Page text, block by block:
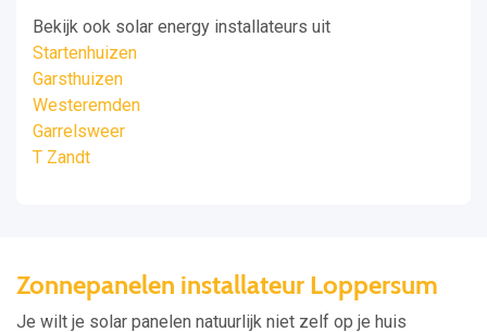
Bekijk ook solar energy installateurs uit
Startenhuizen
Garsthuizen
Westeremden
Garrelsweer
T Zandt
Zonnepanelen installateur Loppersum
Je wilt je solar panelen natuurlijk niet zelf op je huis